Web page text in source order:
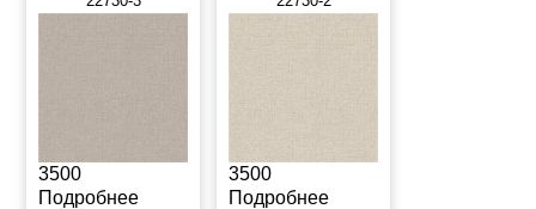
3500
Подробнее
3500
Подробнее